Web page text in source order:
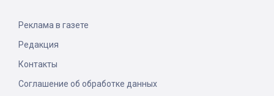
Реклама в газете
Редакция
Контакты
Соглашение об обработке данных